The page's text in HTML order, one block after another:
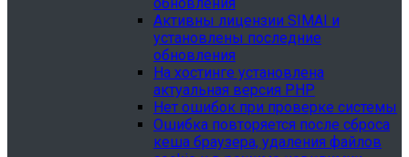
Активны лицензии SIMAI и
установлены последние
обновления
На хостинге установлена
актуальная версия PHP
Нет ошибок при проверке системы
Ошибка повторяется после сброса
кеша браузера, удаления файлов